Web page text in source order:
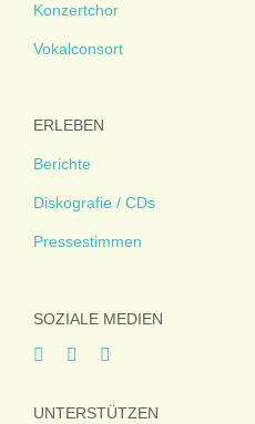
Konzertchor
Vokalconsort
ERLEBEN
Berichte
Diskografie / CDs
Pressestimmen
SOZIALE MEDIEN
UNTERSTÜTZEN